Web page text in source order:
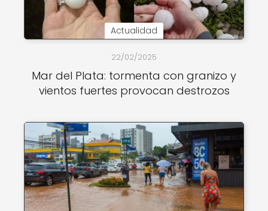
Actualidad
22/02/2025
Mar del Plata: tormenta con granizo y
vientos fuertes provocan destrozos